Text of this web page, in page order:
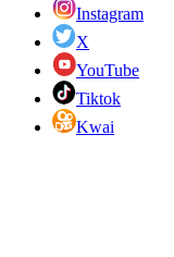
Instagram
X
YouTube
Tiktok
Kwai